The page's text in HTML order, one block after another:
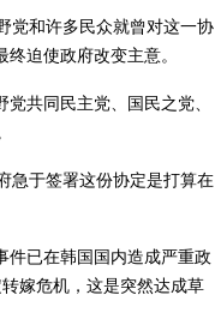
和许多民众就曾对这一协
迫使政府改变主意。
共同民主党、国民之党、
于签署这份协定是打算在
已在韩国国内造成严重政
嫁危机，这是突然达成草